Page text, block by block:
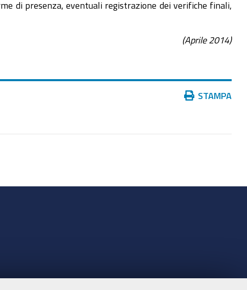
di presenza, eventuali registrazione dei verifiche finali,
(Aprile 2014)
Azioni STAMPA